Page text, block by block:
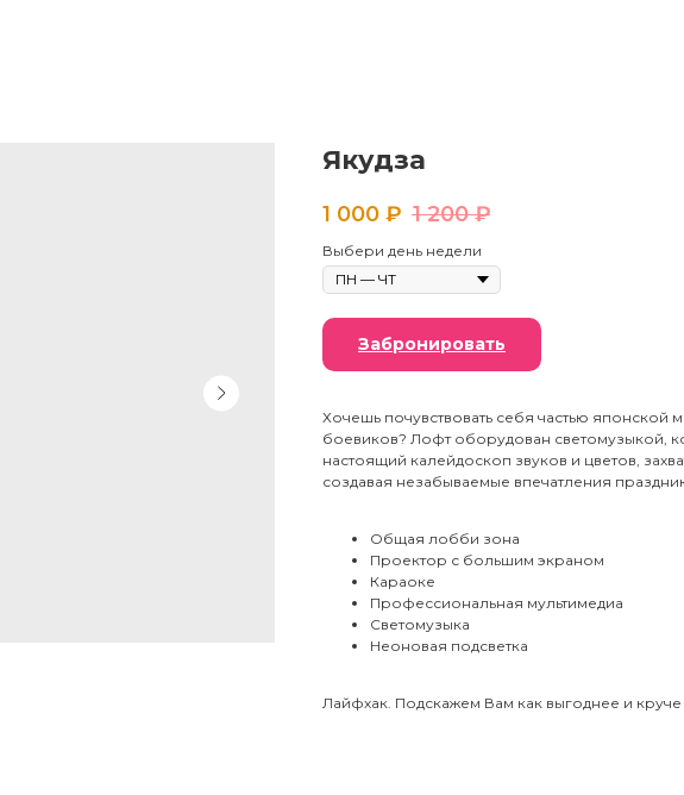
Якудза
1 000 ₽ 1 200 ₽
Выбери день недели
Забронировать
Хочешь почувствовать себя частью японской
боевиков? Лофт оборудован светомузыкой,
настоящий калейдоскоп звуков и цветов,
создавая незабываемые впечатления
Общая лобби зона
Проектор с большим экраном
Караоке
Профессиональная мультимедиа
Светомузыка
Неоновая подсветка
Лайфхак. Подскажем Вам как выгоднее и